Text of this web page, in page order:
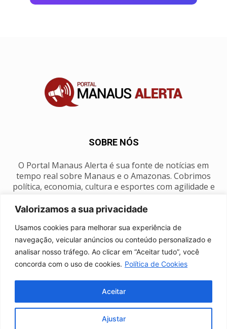
Valorizamos a sua privacidade
Usamos cookies para melhorar sua experiência de
navegação, veicular anúncios ou conteúdo personalizado e
analisar nosso tráfego. Ao clicar em “Aceitar tudo”, você
concorda com o uso de cookies. Política de Cookies
Ajustar
Aceitar
SOBRE NÓS
O Portal Manaus Alerta é sua fonte de notícias em
tempo real sobre Manaus e o Amazonas. Cobrimos
política, economia, cultura e esportes com agilidade e
manausalerta@gmail.com
SIGA-NOS
Fale conosco